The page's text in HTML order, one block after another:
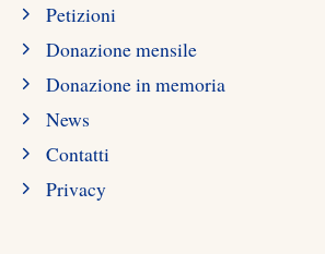
Petizioni
Donazione mensile
Donazione in memoria
News
Contatti
Privacy